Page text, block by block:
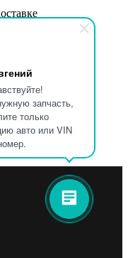
запчасть,
только
авто или VIN